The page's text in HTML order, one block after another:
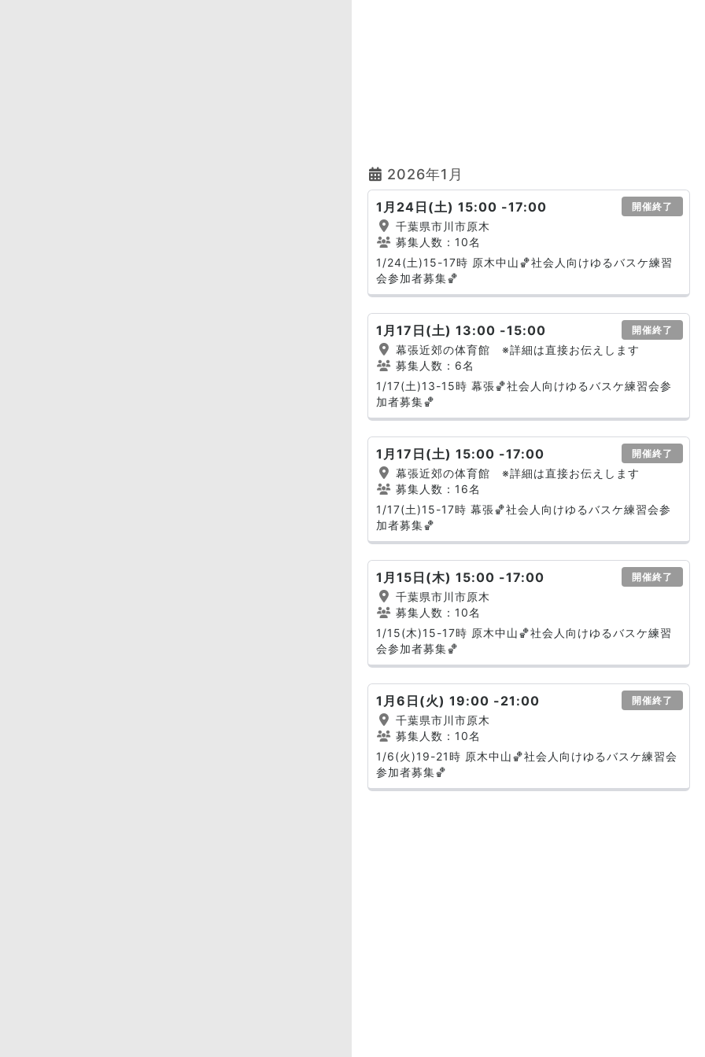
2026年1月
1月24日(土) 15:00 -17:00 開催終了
千葉県市川市原木
募集人数：10名
1/24(土)15-17時 原木中山🏀社会人向けゆるバスケ練習
会参加者募集🏀
1月17日(土) 13:00 -15:00 開催終了
幕張近郊の体育館 ※詳細は直接お伝えします
募集人数：6名
1/17(土)13-15時 幕張🏀社会人向けゆるバスケ練習会参
加者募集🏀
1月17日(土) 15:00 -17:00 開催終了
幕張近郊の体育館 ※詳細は直接お伝えします
募集人数：16名
1/17(土)15-17時 幕張🏀社会人向けゆるバスケ練習会参
加者募集🏀
1月15日(木) 15:00 -17:00 開催終了
千葉県市川市原木
募集人数：10名
1/15(木)15-17時 原木中山🏀社会人向けゆるバスケ練習
会参加者募集🏀
1月6日(火) 19:00 -21:00 開催終了
千葉県市川市原木
募集人数：10名
1/6(火)19-21時 原木中山🏀社会人向けゆるバスケ練習会
参加者募集🏀